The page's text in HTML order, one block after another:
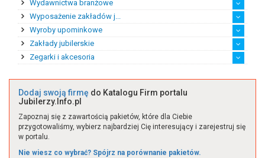
Ekspert ds. handlu zag...
Rynek afrykański
Rynek amerykański
Rynek australijski
Rynek azjatycki
Rynek europejski
Wydawnictwa branżowe
Katalogi branżowe
Prasa branżowa
Wyposażenie zakładów j...
Maszyny jubilerskie
Narzędzia i akcesoria
Pozostałe wyposażenie
Sprzęt jubilerski
Wyroby upominkowe
Eksport wyrobów upomin...
Handel detaliczny wyro...
Handel hurtowy wyrobam...
Import wyrobów upomink...
Produkcja wyrobów upom...
Zakłady jubilerskie
Producent biżuterii sa...
Producent biżuterii st...
Producent sztucznej bi...
Przetwórstwo kamieni s...
Twórca biżuterii na za...
Twórca biżuterii z bur...
Twórca unikatowej biżu...
Zakład srebrniczy
Zakład złotniczy
Zakłady jubilerskie po...
Zegarki i akcesoria
Dodaj swoją firmę do Katalogu Firm portalu
Jubilerzy.Info.pl
Zapoznaj się z zawartością pakietów, które dla Ciebie
przygotowaliśmy, wybierz najbardziej Cię interesujący i zarejestruj się
w portalu.
Nie wiesz co wybrać? Spójrz na porównanie pakietów.